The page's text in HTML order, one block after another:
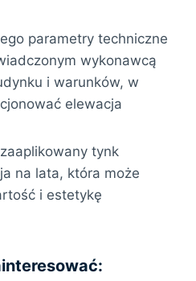
parametry techniczne
wykonawcą
i warunków, w
elewacja
tynk
na lata, która może
i estetykę